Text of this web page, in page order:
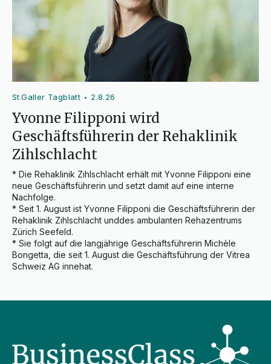
St.Galler Tagblatt • 2.8.26
Yvonne Filipponi wird
Geschäftsführerin der Rehaklinik
Zihlschlacht
* Die Rehaklinik Zihlschlacht erhält mit Yvonne Filipponi eine
neue Geschäftsführerin und setzt damit auf eine interne
Nachfolge.
* Seit 1. August ist Yvonne Filipponi die Geschäftsführerin der
Rehaklinik Zihlschlacht unddes ambulanten Rehazentrums
Zürich Seefeld.
* Sie folgt auf die langjährige Geschäftsführerin Michèle
Bongetta, die seit 1. August die Geschäftsführung der Vitrea
Schweiz AG innehat.